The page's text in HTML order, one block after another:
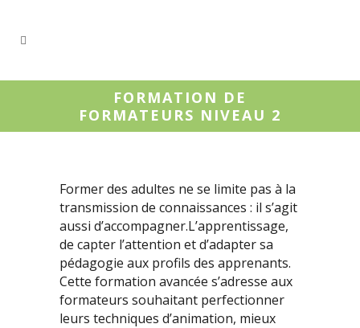
FORMATION DE
FORMATEURS NIVEAU 2
Former des adultes ne se limite pas à la
transmission de connaissances : il s’agit
aussi d’accompagner.L’apprentissage,
de capter l’attention et d’adapter sa
pédagogie aux profils des apprenants.
Cette formation avancée s’adresse aux
formateurs souhaitant perfectionner
leurs techniques d’animation, mieux